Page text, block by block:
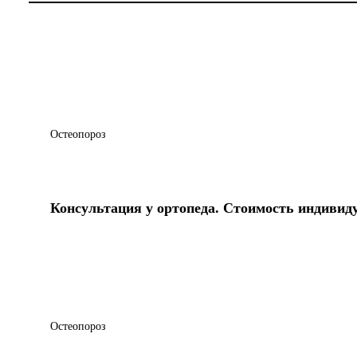
Остеопороз
Консультация у ортопеда. Стоимость
Остеопороз